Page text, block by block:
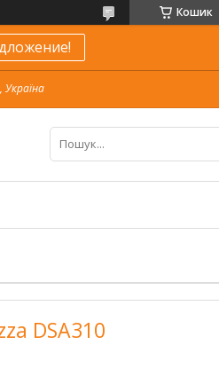
Кошик
Україна
DSA310